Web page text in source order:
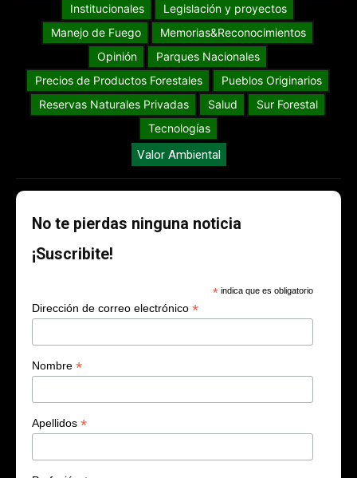
Institucionales
Legislación y proyectos
Manejo de Fuego
Memorias&Reconocimientos
Opinión
Parques Nacionales
Precios de Productos Forestales
Pueblos Originarios
Reservas Naturales Privadas
Salud
Sur Forestal
Tecnologías
Valor Ambiental
No te pierdas ninguna noticia
¡Suscribite!
* indica que es obligatorio
Dirección de correo electrónico *
Nombre *
Apellidos *